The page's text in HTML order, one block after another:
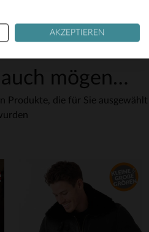
mögen…
Produkte, die für Sie ausgewählt
AKZEPTIEREN